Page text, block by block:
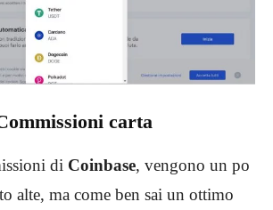
carta
di Coinbase, vengono un po
alte, ma come ben sai un ottimo